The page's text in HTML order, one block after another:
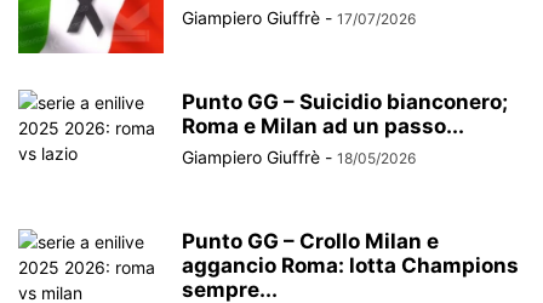
Giampiero Giuffrè - 17/07/2026
Punto GG – Suicidio bianconero;
Roma e Milan ad un passo...
Giampiero Giuffrè - 18/05/2026
Punto GG – Crollo Milan e
aggancio Roma: lotta Champions
sempre...